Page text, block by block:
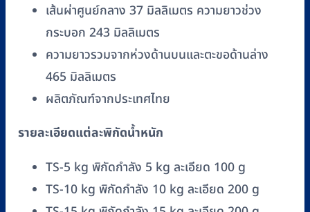
เส้นผ่าศูนย์กลาง 37 มิลลิเมตร ความยาวช่วง
กระบอก 243 มิลลิเมตร
ความยาวรวมจากห่วงด้านบนและตะขอด้านล่าง
465 มิลลิเมตร
ผลิตภัณฑ์จากประเทศไทย
รายละเอียดแต่ละพิกัดน้ำหนัก
TS-5 kg พิกัดกำลัง 5 kg ละเอียด 100 g
TS-10 kg พิกัดกำลัง 10 kg ละเอียด 200 g